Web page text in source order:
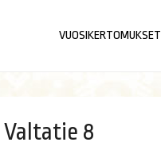
VUOSIKERTOMUKSET
8